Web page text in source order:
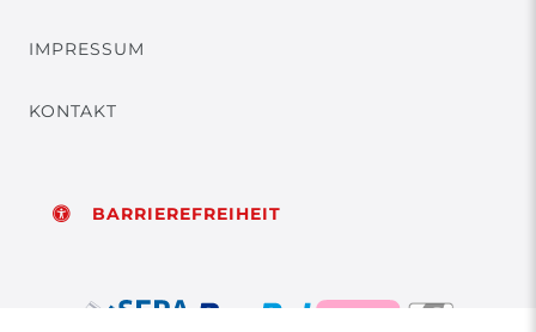
IMPRESSUM
KONTAKT
BARRIEREFREIHEIT